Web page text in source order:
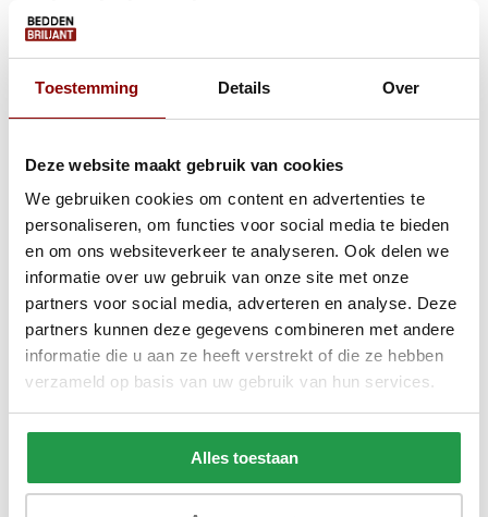
Toestemming Details Over
Deze website maakt gebruik van cookies
We gebruiken cookies om content en advertenties te
personaliseren, om functies voor social media te bieden
en om ons websiteverkeer te analyseren. Ook delen we
informatie over uw gebruik van onze site met onze
partners voor social media, adverteren en analyse. Deze
partners kunnen deze gegevens combineren met andere
informatie die u aan ze heeft verstrekt of die ze hebben
verzameld op basis van uw gebruik van hun services.
Alles toestaan
Anderen kochten ook
Jersey Topper Hoeslaken
1 tot 2 werkdagen
Jersey Topper